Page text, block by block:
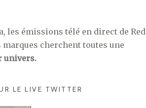
les émissions télé en direct de Red
marques cherchent toutes une
univers.
LE LIVE TWITTER